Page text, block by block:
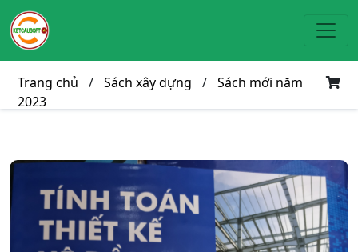
Trang chủ / Sách xây dựng / Sách mới năm
2023